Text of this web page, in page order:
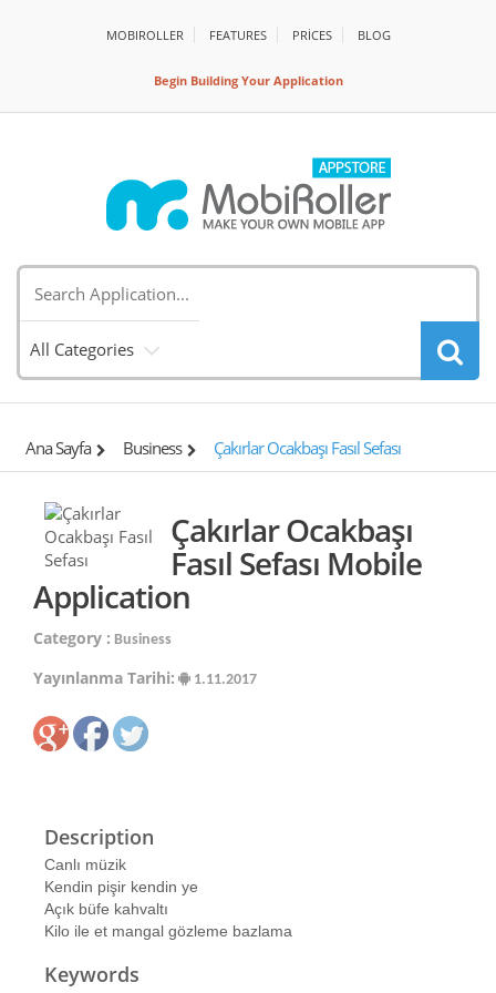
MOBIROLLER FEATURES PRİCES BLOG
Begin Building Your Application
All Categories
Ana Sayfa Business Çakırlar Ocakbaşı Fasıl Sefası
Çakırlar Ocakbaşı
Fasıl Sefası Mobile
Application
Category : Business
Yayınlanma Tarihi: 1.11.2017
Description
Canlı müzik
Kendin pişir kendin ye
Açık büfe kahvaltı
Kilo ile et mangal gözleme bazlama
Keywords